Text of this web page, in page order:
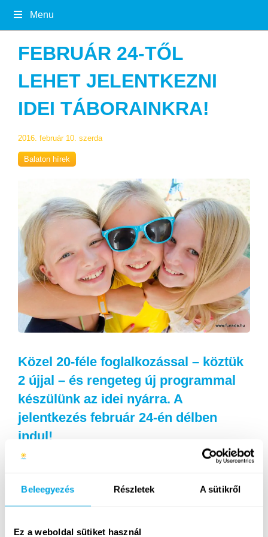
Beleegyezés Részletek A sütikről
Ez a weboldal sütiket használ
Menu
FEBRUÁR 24-TŐL
LEHET JELENTKEZNI
IDEI TÁBORAINKRA!
2016. február 10. szerda
Balaton hírek
Közel 20-féle foglalkozással – köztük
2 újjal – és rengeteg új programmal
készülünk az idei nyárra. A
jelentkezés február 24-én délben
indul!
Idén is változatlan helyszínen – a Keszthely melletti
tábort, július 3 és augusztus 6 között 5 héten át (a
turnusok időpontjai itt olvashatóak). Továbbra
lesz: az eddig megszokott foglalkozások mellett 2016-